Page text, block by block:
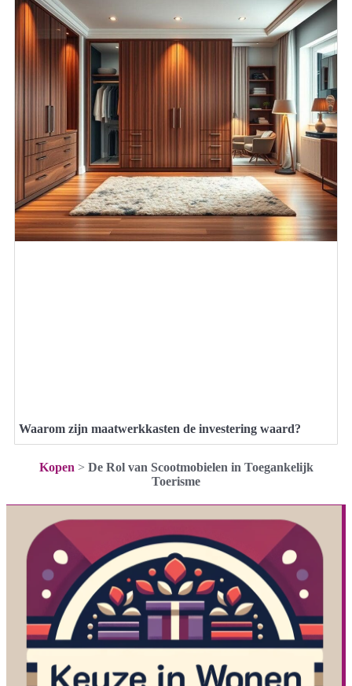
Waarom zijn maatwerkkasten de investering waard?
Kopen > De Rol van Scootmobielen in Toegankelijk
Toerisme